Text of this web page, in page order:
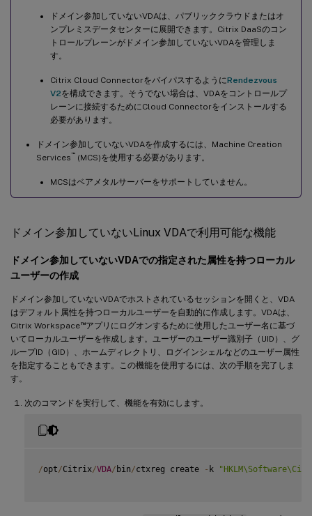
ドメイン参加していないVDAは、パブリッククラウドまたはオ
ンプレミスデータセンターに展開できます。Citrix DaaSのコン
トロールプレーンがドメイン参加していないVDAを管理しま
す。
Citrix Cloud ConnectorをバイパスするようにRendezvous
V2を構成できます。そうでない場合は、VDAをコントロールプ
レーンに接続するためにCloud Connectorをインストールする
必要があります。
ドメイン参加していないVDAを作成するには、Machine Creation
Services ™ (MCS)を使用する必要があります。
MCSはベアメタルサーバーをサポートしていません。
ドメイン参加していないLinux VDAで利用可能な機能
ドメイン参加していないVDAでの指定された属性を持つローカル
ユーザーの作成
ドメイン参加していないVDAでホストされているセッションを開くと、VDA
はデフォルト属性を持つローカルユーザーを自動的に作成します。VDAは、
Citrix Workspace™アプリにログオンするために使用したユーザー名に基づ
いてローカルユーザーを作成します。ユーザーのユーザー識別子（UID）、グ
ループID（GID）、ホームディレクトリ、ログインシェルなどのユーザー属性
を指定することもできます。この機能を使用するには、次の手順を完了しま
す。
次のコマンドを実行して、機能を有効にします。
/opt/Citrix/VDA/ bin/ctxreg create - k